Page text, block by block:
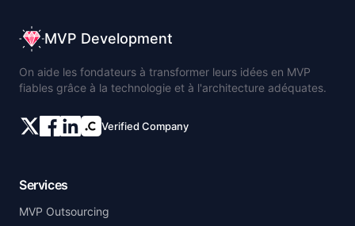
MVP Development
On aide les fondateurs à transformer leurs idées en MVP
fiables grâce à la technologie et à l'architecture adéquates.
Verified Company
Services
MVP Outsourcing